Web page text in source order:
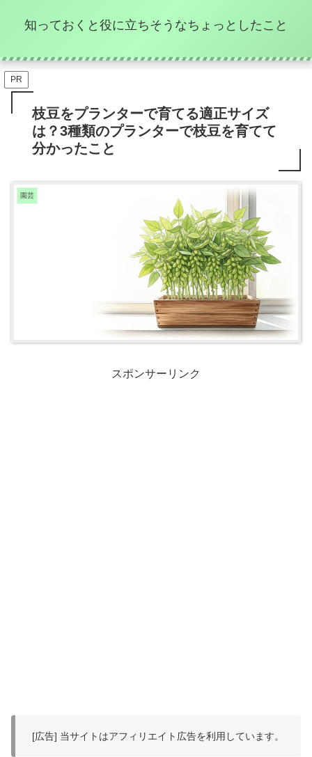
知っておくと役に立ちそうなちょっとしたこと
PR
枝豆をプランターで育てる適正サイズ
は？3種類のプランターで枝豆を育てて
分かったこと
園芸
スポンサーリンク
[広告] 当サイトはアフィリエイト広告を利用しています。